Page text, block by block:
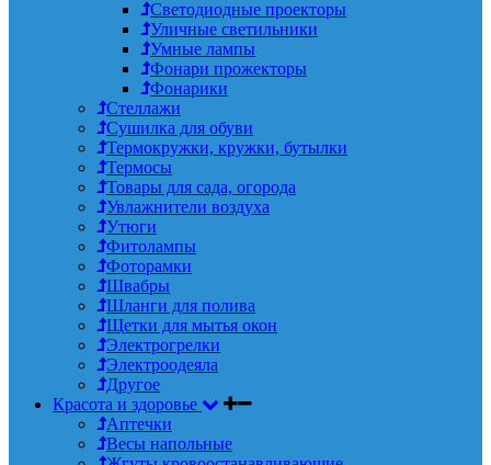
Светодиодные проекторы
Уличные светильники
Умные лампы
Фонари прожекторы
Фонарики
Стеллажи
Сушилка для обуви
Термокружки, кружки, бутылки
Термосы
Товары для сада, огорода
Увлажнители воздуха
Утюги
Фитолампы
Фоторамки
Швабры
Шланги для полива
Щетки для мытья окон
Электрогрелки
Электроодеяла
Другое
Красота и здоровье
Аптечки
Весы напольные